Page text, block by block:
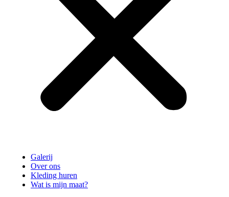
Galerij
Over ons
Kleding huren
Wat is mijn maat?